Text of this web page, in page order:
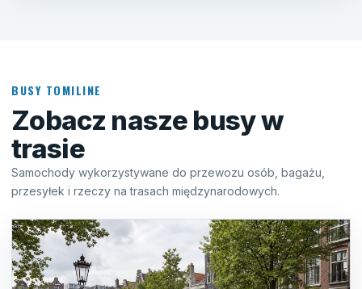
BUSY TOMILINE
Zobacz nasze busy w
trasie
Samochody wykorzystywane do przewozu osób, bagażu,
przesyłek i rzeczy na trasach międzynarodowych.